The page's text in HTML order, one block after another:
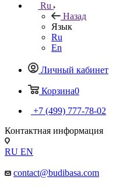
Ru
Назад
Язык
Ru
En
Личный кабинет
Корзина0
+7 (499) 777-78-02
Контактная информация
RU EN
contact@budibasa.com